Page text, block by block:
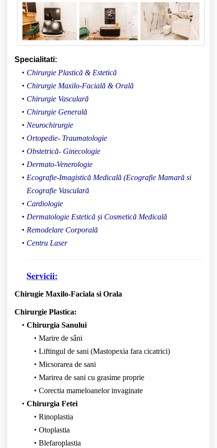
Specialitati:
Chirurgie Plastică & Estetică
Chirurgie Maxilo-Facială& Orală
Chirurgie Vasculară
Chirurgie Generală
Neurochirurgie
Ortopedie- Traumatologie
Obstetrică- Ginecologie
Dermato-Venerologie
Ecografie-Imagistică Medicală (Ecografie Mamară si
Ecografie Vasculară
Cardiologie
Dermatologie Estetică și Cosmetică Medicală
Remodelare Corporală
Centru Laser
Servicii:
Chirugie Maxilo-Faciala si Orala
Chirurgie Plastica:
Chirurgia Sanului
Marire de sâni
Liftingul de sani (Mastopexia fara cicatrici)
Micsorarea de sani
Marirea de sani cu grasime proprie
Corectia mameloanelor invaginate
Chirurgia Fetei
Rinoplastia
Otoplastia
Blefaroplastia